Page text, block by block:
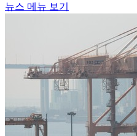
뉴스 메뉴 보기